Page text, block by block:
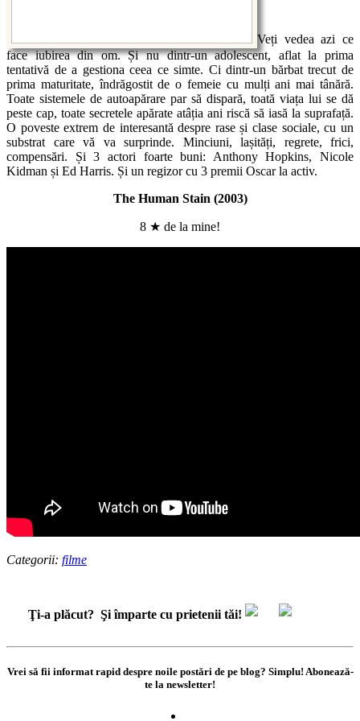
Veți vedea azi ce
face iubirea din om. Și nu dintr-un adolescent, aflat la prima
tentativă de a gestiona ceea ce simte. Ci dintr-un bărbat trecut de
prima maturitate, îndrăgostit de o femeie cu mulți ani mai tânără.
Toate sistemele de autoapărare par să dispară, toată viața lui se dă
peste cap, toate secretele apărate atâția ani riscă să iasă la suprafață.
O poveste extrem de interesantă despre rase și clase sociale, cu un
substrat care vă va surprinde. Minciuni, lașități, regrete, frici,
compensări. Și 3 actori foarte buni: Anthony Hopkins, Nicole
Kidman și Ed Harris. Și un regizor cu 3 premii Oscar la activ.
The Human Stain (2003)
8 ★ de la mine!
Categorii: filme
Ţi-a plăcut? Şi împarte cu prietenii tăi!
Vrei să fii informat rapid despre noile postări de pe blog? Simplu! Abonează-
te la newsletter!